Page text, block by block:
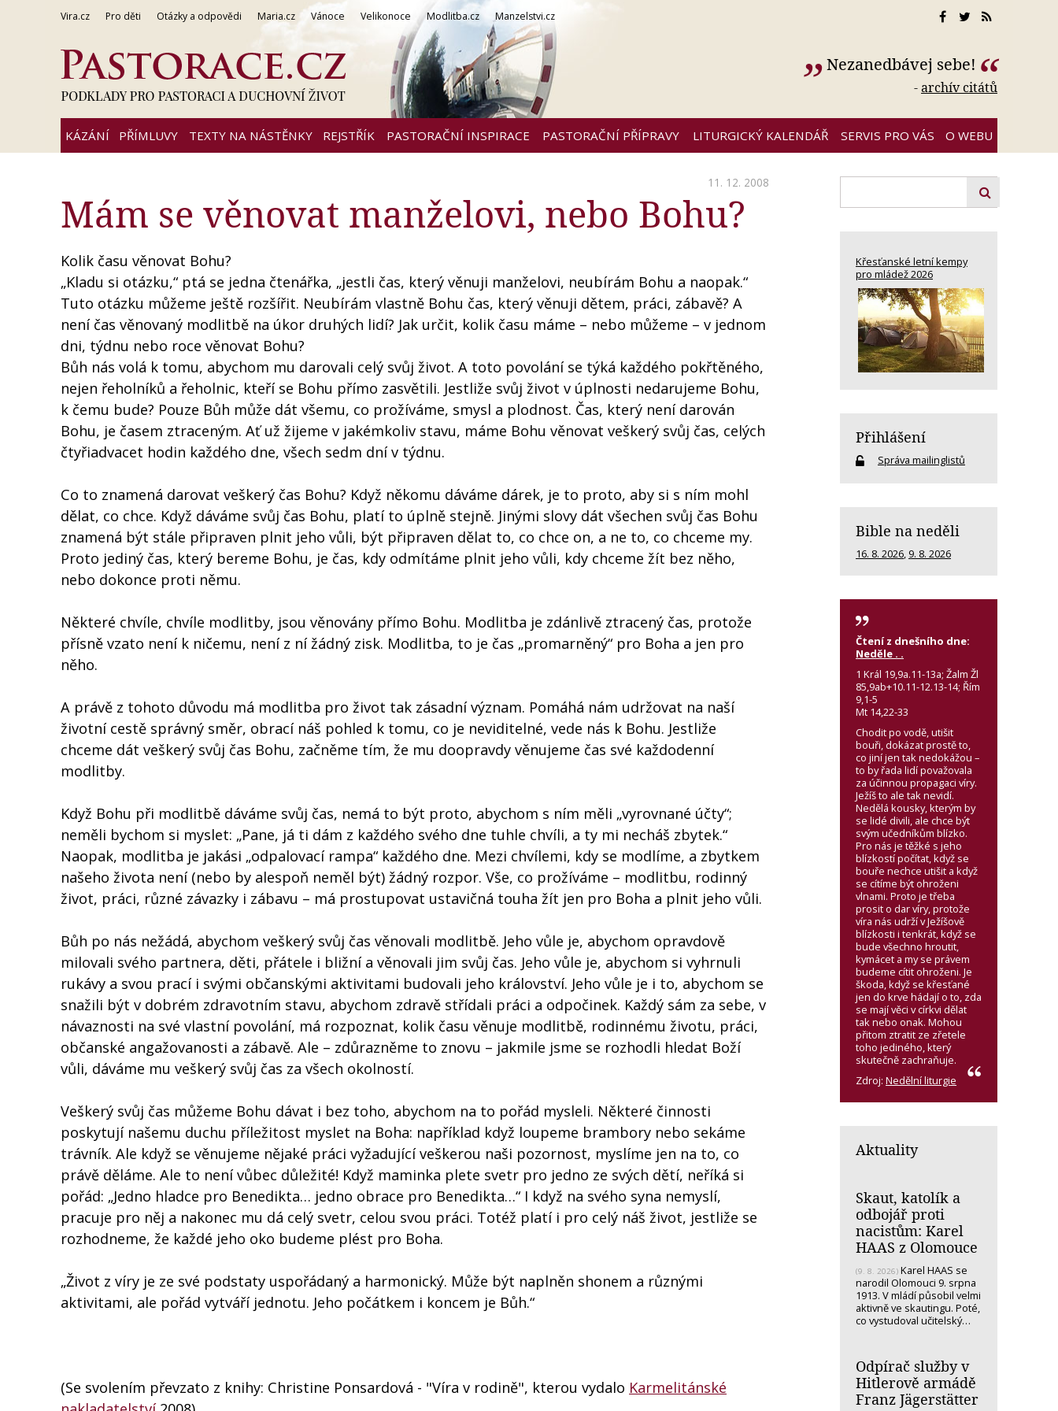
Vira.cz Pro děti Otázky a odpovědi Maria.cz Vánoce Velikonoce Modlitba.cz Manzelstvi.cz
Nezanedbávej sebe!
-archív citátů
KÁZÁNÍ PŘÍMLUVY TEXTY NA NÁSTĚNKY REJSTŘÍK PASTORAČNÍ INSPIRACE PASTORAČNÍ PŘÍPRAVY LITURGICKÝ KALENDÁŘ SERVIS PRO VÁS O WEBU
11. 12. 2008
Mám se věnovat manželovi, nebo Bohu?
Kolik času věnovat Bohu?
„Kladu si otázku,“ ptá se jedna čtenářka, „jestli čas, který věnuji manželovi, neubírám Bohu a naopak.“
Tuto otázku můžeme ještě rozšířit. Neubírám vlastně Bohu čas, který věnuji dětem, práci, zábavě? A
není čas věnovaný modlitbě na úkor druhých lidí? Jak určit, kolik času máme – nebo můžeme – v jednom
dni, týdnu nebo roce věnovat Bohu?
Bůh nás volá k tomu, abychom mu darovali celý svůj život. A toto povolání se týká každého pokřtěného,
nejen řeholníků a řeholnic, kteří se Bohu přímo zasvětili. Jestliže svůj život v úplnosti nedarujeme Bohu,
k čemu bude? Pouze Bůh může dát všemu, co prožíváme, smysl a plodnost. Čas, který není darován
Bohu, je časem ztraceným. Ať už žijeme v jakémkoliv stavu, máme Bohu věnovat veškerý svůj čas, celých
čtyřiadvacet hodin každého dne, všech sedm dní v týdnu.
Co to znamená darovat veškerý čas Bohu? Když někomu dáváme dárek, je to proto, aby si s ním mohl
dělat, co chce. Když dáváme svůj čas Bohu, platí to úplně stejně. Jinými slovy dát všechen svůj čas Bohu
znamená být stále připraven plnit jeho vůli, být připraven dělat to, co chce on, a ne to, co chceme my.
Proto jediný čas, který bereme Bohu, je čas, kdy odmítáme plnit jeho vůli, kdy chceme žít bez něho,
nebo dokonce proti němu.
Některé chvíle, chvíle modlitby, jsou věnovány přímo Bohu. Modlitba je zdánlivě ztracený čas, protože
přísně vzato není k ničemu, není z ní žádný zisk. Modlitba, to je čas „promarněný“ pro Boha a jen pro
něho.
A právě z tohoto důvodu má modlitba pro život tak zásadní význam. Pomáhá nám udržovat na naší
životní cestě správný směr, obrací náš pohled k tomu, co je neviditelné, vede nás k Bohu. Jestliže
chceme dát veškerý svůj čas Bohu, začněme tím, že mu doopravdy věnujeme čas své každodenní
modlitby.
Když Bohu při modlitbě dáváme svůj čas, nemá to být proto, abychom s ním měli „vyrovnané účty“;
neměli bychom si myslet: „Pane, já ti dám z každého svého dne tuhle chvíli, a ty mi necháš zbytek.“
Naopak, modlitba je jakási „odpalovací rampa“ každého dne. Mezi chvílemi, kdy se modlíme, a zbytkem
našeho života není (nebo by alespoň neměl být) žádný rozpor. Vše, co prožíváme – modlitbu, rodinný
život, práci, různé závazky i zábavu – má prostupovat ustavičná touha žít jen pro Boha a plnit jeho vůli.
Bůh po nás nežádá, abychom veškerý svůj čas věnovali modlitbě. Jeho vůle je, abychom opravdově
milovali svého partnera, děti, přátele i bližní a věnovali jim svůj čas. Jeho vůle je, abychom si vyhrnuli
rukávy a svou prací i svými občanskými aktivitami budovali jeho království. Jeho vůle je i to, abychom se
snažili být v dobrém zdravotním stavu, abychom zdravě střídali práci a odpočinek. Každý sám za sebe, v
návaznosti na své vlastní povolání, má rozpoznat, kolik času věnuje modlitbě, rodinnému životu, práci,
občanské angažovanosti a zábavě. Ale – zdůrazněme to znovu – jakmile jsme se rozhodli hledat Boží
vůli, dáváme mu veškerý svůj čas za všech okolností.
Veškerý svůj čas můžeme Bohu dávat i bez toho, abychom na to pořád mysleli. Některé činnosti
poskytují našemu duchu příležitost myslet na Boha: například když loupeme brambory nebo sekáme
trávník. Ale když se věnujeme nějaké práci vyžadující veškerou naši pozornost, myslíme jen na to, co
právě děláme. Ale to není vůbec důležité! Když maminka plete svetr pro jedno ze svých dětí, neříká si
pořád: „Jedno hladce pro Benedikta… jedno obrace pro Benedikta…“ I když na svého syna nemyslí,
pracuje pro něj a nakonec mu dá celý svetr, celou svou práci. Totéž platí i pro celý náš život, jestliže se
rozhodneme, že každé jeho oko budeme plést pro Boha.
„Život z víry je ze své podstaty uspořádaný a harmonický. Může být naplněn shonem a různými
aktivitami, ale pořád vytváří jednotu. Jeho počátkem i koncem je Bůh.“
(Se svolením převzato z knihy: Christine Ponsardová - "Víra v rodině", kterou vydalo Karmelitánské
Křesťanské letní kempy
pro mládež 2026
Přihlášení
Správa mailinglistů
Bible na neděli
16. 8. 2026 9. 8. 2026
Čtení z dnešního dne:
Neděle . .
1 Král 19,9a.11-13a; Žalm Žl
85,9ab+10.11-12.13-14; Řím
9,1-5
Mt 14,22-33
Chodit po vodě, utišit
bouři, dokázat prostě to,
co jiní jen tak nedokážou –
to by řada lidí považovala
za účinnou propagaci víry.
Ježíš to ale tak nevidí.
Nedělá kousky, kterým by
se lidé divili, ale chce být
svým učedníkům blízko.
Pro nás je těžké s jeho
blízkostí počítat, když se
bouře nechce utišit a když
se cítíme být ohroženi
vlnami. Proto je třeba
prosit o dar víry, protože
víra nás udrží v Ježíšově
blízkosti i tenkrát, když se
bude všechno hroutit,
kymácet a my se právem
budeme cítit ohroženi. Je
škoda, když se křesťané
jen do krve hádají o to, zda
se mají věci v církvi dělat
tak nebo onak. Mohou
přitom ztratit ze zřetele
toho jediného, který
skutečně zachraňuje.
Zdroj: Nedělní liturgie
Aktuality
Skaut, katolík a
odbojář proti
nacistům: Karel
HAAS z Olomouce
(9. 8. 2026) Karel HAAS se
narodil Olomouci 9. srpna
1913. V mládí působil velmi
aktivně ve skautingu. Poté,
co vystudoval učitelský…
Odpírač služby v
Hitlerově armádě
Franz Jägerstätter